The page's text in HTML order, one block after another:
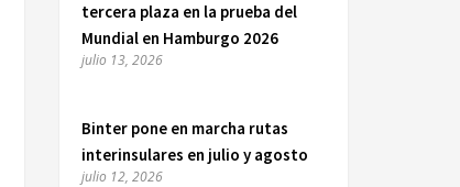
tercera plaza en la prueba del
Mundial en Hamburgo 2026
julio 13, 2026
Binter pone en marcha rutas
interinsulares en julio y agosto
julio 12, 2026